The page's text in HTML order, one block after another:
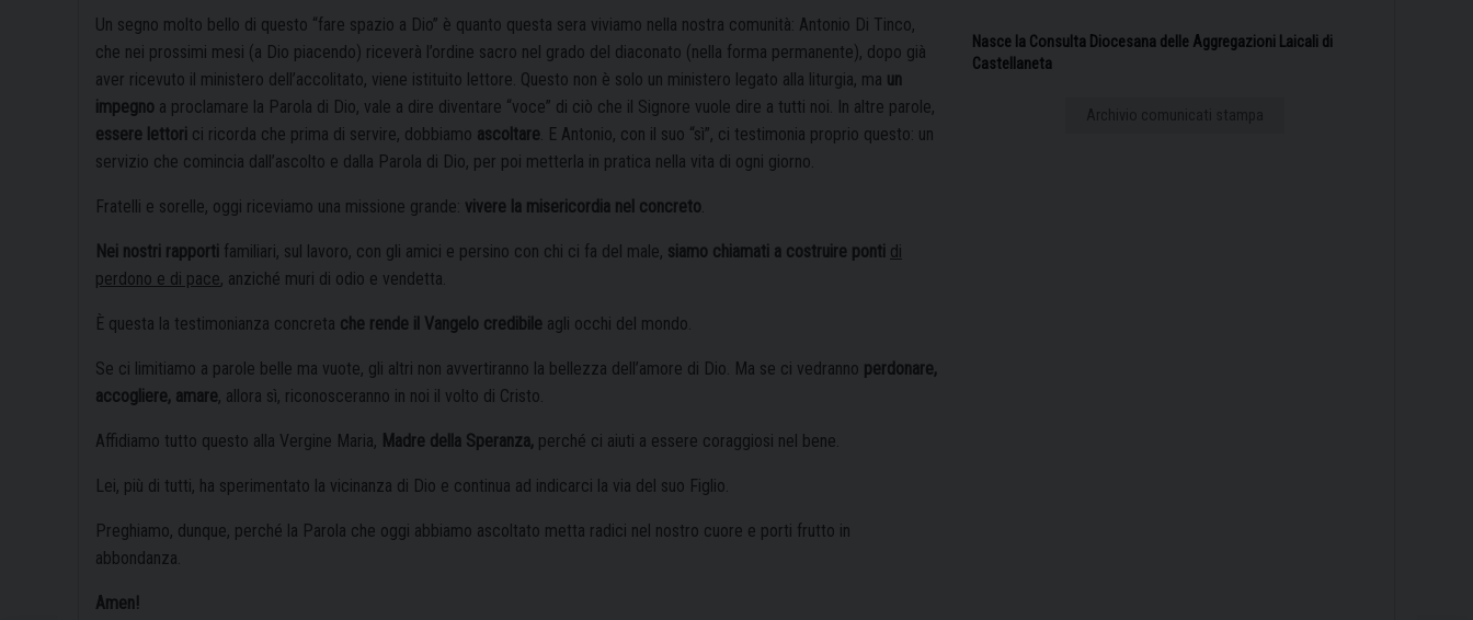
Un segno molto bello di questo “fare spazio a Dio” è quanto questa sera viviamo nella nostra comunità: Antonio Di Tinco,
che nei prossimi mesi (a Dio piacendo) riceverà l’ordine sacro nel grado del diaconato (nella forma permanente), dopo già
aver ricevuto il ministero dell’accolitato, viene istituito lettore. Questo non è solo un ministero legato alla liturgia, ma un
impegno a proclamare la Parola di Dio, vale a dire diventare “voce” di ciò che il Signore vuole dire a tutti noi. In altre parole,
essere lettori ci ricorda che prima di servire, dobbiamo ascoltare. E Antonio, con il suo “sì”, ci testimonia proprio questo: un
servizio che comincia dall’ascolto e dalla Parola di Dio, per poi metterla in pratica nella vita di ogni giorno.
Fratelli e sorelle, oggi riceviamo una missione grande: vivere la misericordia nel concreto.
Nei nostri rapporti familiari, sul lavoro, con gli amici e persino con chi ci fa del male, siamo chiamati a costruire ponti di
perdono e di pace, anziché muri di odio e vendetta.
È questa la testimonianza concreta che rende il Vangelo credibile agli occhi del mondo.
Se ci limitiamo a parole belle ma vuote, gli altri non avvertiranno la bellezza dell’amore di Dio. Ma se ci vedranno perdonare,
accogliere, amare, allora sì, riconosceranno in noi il volto di Cristo.
Affidiamo tutto questo alla Vergine Maria, Madre della Speranza, perché ci aiuti a essere coraggiosi nel bene.
Lei, più di tutti, ha sperimentato la vicinanza di Dio e continua ad indicarci la via del suo Figlio.
Preghiamo, dunque, perché la Parola che oggi abbiamo ascoltato metta radici nel nostro cuore e porti frutto in
abbondanza.
Amen!
Nasce la Consulta Diocesana delle Aggregazioni Laicali di
Castellaneta